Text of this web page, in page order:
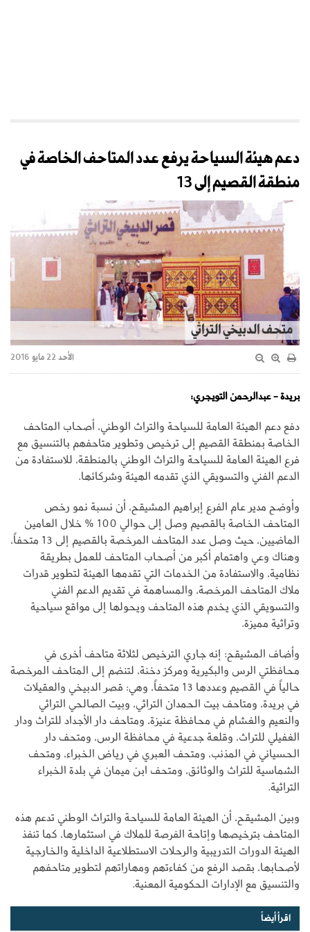
دعم هيئة السياحة يرفع عدد المتاحف الخاصة في
منطقة القصيم إلى 13
متحف الدبيخي التراثي
الأحد 22 مايو 2016
بريدة - عبدالرحمن التويجري:
دفع دعم الهيئة العامة للسياحة والتراث الوطني، أصحاب المتاحف
الخاصة بمنطقة القصيم إلى ترخيص وتطوير متاحفهم بالتنسيق مع
فرع الهيئة العامة للسياحة والتراث الوطني بالمنطقة، للاستفادة من
الدعم الفني والتسويقي الذي تقدمه الهيئة وشركائها.
وأوضح مدير عام الفرع إبراهيم المشيقح، أن نسبة نمو رخص
المتاحف الخاصة بالقصيم وصل إلى حوالي 100 % خلال العامين
الماضيين، حيث وصل عدد المتاحف المرخصة بالقصيم إلى 13 متحفاً،
وهناك وعي واهتمام أكبر من أصحاب المتاحف للعمل بطريقة
نظامية، والاستفادة من الخدمات التي تقدمها الهيئة لتطوير قدرات
ملاك المتاحف المرخصة، والمساهمة في تقديم الدعم الفني
والتسويقي الذي يخدم هذه المتاحف ويحولها إلى مواقع سياحية
وتراثية مميزة.
وأضاف المشيقح: إنه جاري الترخيص لثلاثة متاحف أخرى في
محافظتي الرس والبكيرية ومركز دخنة، لتنضم إلى المتاحف المرخصة
حالياً في القصيم وعددها 13 متحفاً، وهي: قصر الدبيخي والعقيلات
في بريدة، ومتاحف بيت الحمدان التراثي، وبيت الصالحي التراثي
والنعيم والغشام في محافظة عنيزة، ومتاحف دار الأجداد للتراث ودار
الغفيلي للتراث، وقلعة جدعية في محافظة الرس، ومتحف دار
الحسياني في المذنب، ومتحف العبري في رياض الخبراء، ومتحف
الشماسية للتراث والوثائق، ومتحف ابن ميمان في بلدة الخبراء
التراثية.
وبين المشيقح، أن الهيئة العامة للسياحة والتراث الوطني تدعم هذه
المتاحف بترخيصها وإتاحة الفرصة للملاك في استثمارها، كما تنفذ
الهيئة الدورات التدريبية والرحلات الاستطلاعية الداخلية والخارجية
لأصحابها، بقصد الرفع من كفاءتهم ومهاراتهم لتطوير متاحفهم
والتنسيق مع الإدارات الحكومية المعنية.
اقرأ أيضاً